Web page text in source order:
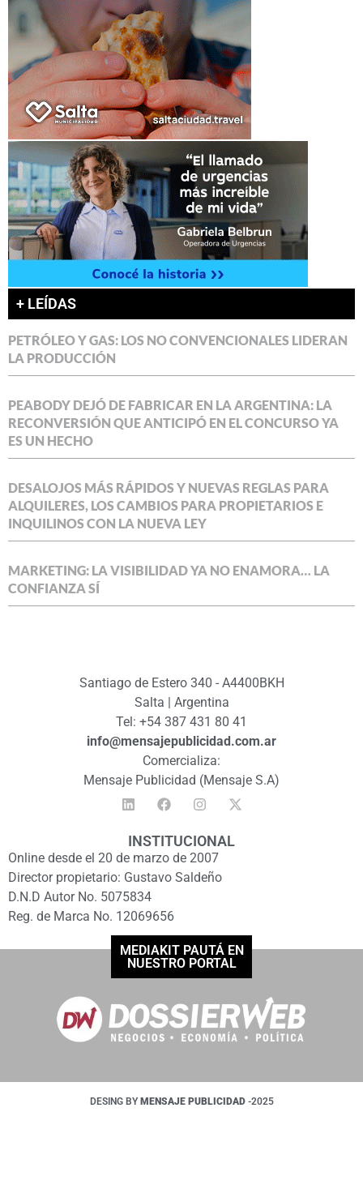
+ LEÍDAS
PETRÓLEO Y GAS: LOS NO CONVENCIONALES LIDERAN
LA PRODUCCIÓN
PEABODY DEJÓ DE FABRICAR EN LA ARGENTINA: LA
RECONVERSIÓN QUE ANTICIPÓ EN EL CONCURSO YA
ES UN HECHO
DESALOJOS MÁS RÁPIDOS Y NUEVAS REGLAS PARA
ALQUILERES, LOS CAMBIOS PARA PROPIETARIOS E
INQUILINOS CON LA NUEVA LEY
MARKETING: LA VISIBILIDAD YA NO ENAMORA… LA
CONFIANZA SÍ
Santiago de Estero 340 - A4400BKH
Salta | Argentina
Tel: +54 387 431 80 41
info@mensajepublicidad.com.ar
Comercializa:
Mensaje Publicidad (Mensaje S.A)
INSTITUCIONAL
Online desde el 20 de marzo de 2007
Director propietario: Gustavo Saldeño
D.N.D Autor No. 5075834
Reg. de Marca No. 12069656
MEDIAKIT PAUTÁ EN
NUESTRO PORTAL
DESING BY MENSAJE PUBLICIDAD -2025